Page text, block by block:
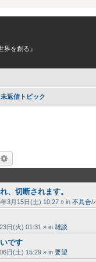
界を創る』
未返信トピック
索
、切断されます。
3月15日(土) 10:27 » in 不具合/
日(火) 01:31 » in 雑談
です
日(土) 15:29 » in 要望